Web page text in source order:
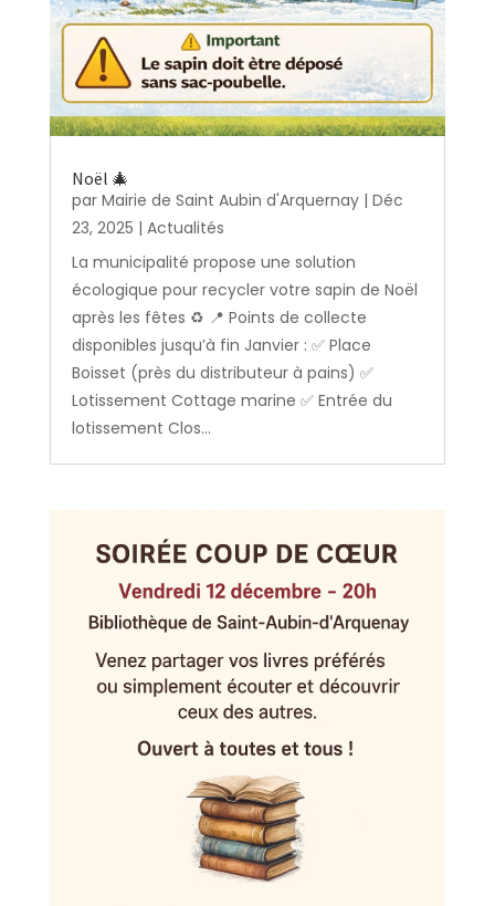
Noël 🎄
par Mairie de Saint Aubin d'Arquernay| Déc
23, 2025 | Actualités
La municipalité propose une solution
écologique pour recycler votre sapin de Noël
après les fêtes ♻️ 📍 Points de collecte
disponibles jusqu’à fin Janvier : ✅ Place
Boisset (près du distributeur à pains) ✅
Lotissement Cottage marine ✅ Entrée du
lotissement Clos...